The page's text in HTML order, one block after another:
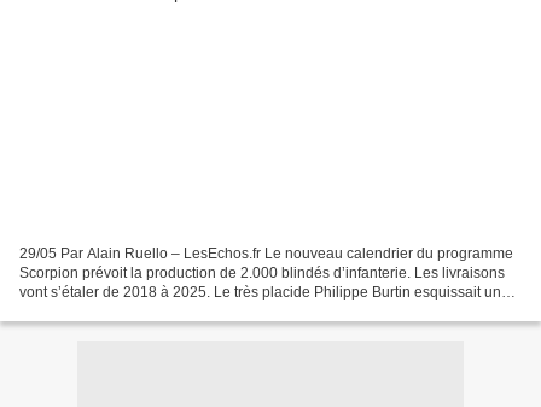
29/05 Par Alain Ruello – LesEchos.fr Le nouveau calendrier du programme
Scorpion prévoit la production de 2.000 blindés d’infanterie. Les livraisons
vont s’étaler de 2018 à 2025. Le très placide Philippe Burtin esquissait un